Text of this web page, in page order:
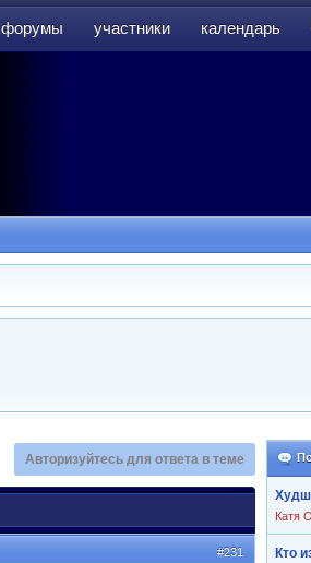
форумы участники календарь
Катя
Кто
Авторизуйтесь для ответа в теме
#231